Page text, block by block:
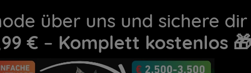
über uns und sichere
€ – Komplett kostenlos 🎁